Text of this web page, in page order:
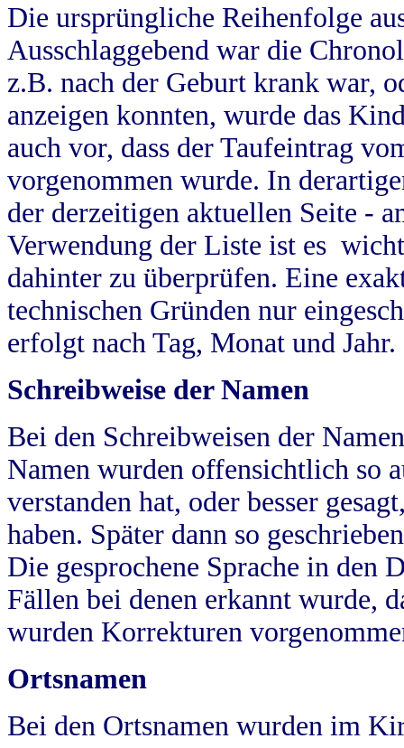
Die ursprüngliche Reihenfolge
Ausschlaggebend war die
z.B. nach der Geburt krank war,
anzeigen konnten, wurde das
auch vor, dass der Taufeintrag
vorgenommen wurde. In
der derzeitigen aktuellen Seite -
Verwendung der Liste ist es
dahinter zu überprüfen. Eine
technischen Gründen nur
erfolgt nach Tag, Monat und Jahr.
Schreibweise der Namen
Bei den Schreibweisen der
Namen wurden offensichtlich so
verstanden hat, oder besser
haben. Später dann so
Die gesprochene Sprache in
Fällen bei denen erkannt wurde,
wurden Korrekturen
Ortsnamen
Bei den Ortsnamen wurden im